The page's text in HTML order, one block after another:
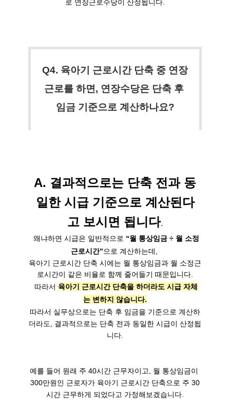
로 연장근로수당이 산정됩니다.
Q4. 육아기 근로시간 단축 중 연장
근로를 하면, 연장수당은 단축 후
임금 기준으로 계산하나요?
A. 결과적으로는 단축 전과 동
일한 시급 기준으로 계산된다
고 보시면 됩니다.
왜냐하면 시급은 일반적으로 “월 통상임금 ÷ 월 소정
근로시간”으로 계산하는데,
육아기 근로시간 단축 시에는 월 통상임금과 월 소정근
로시간이 같은 비율로 함께 줄어들기 때문입니다.
따라서 육아기 근로시간 단축을 하더라도 시급 자체
는 변하지 않습니다.
따라서 실무상으로는 단축 후 임금을 기준으로 계산하
더라도, 결과적으로는 단축 전과 동일한 시급이 산정됩
니다.
예를 들어 원래 주 40시간 근무자이고, 월 통상임금이
300만원인 근로자가 육아기 근로시간 단축으로 주 30
시간 근무하게 되었다고 가정해보겠습니다.